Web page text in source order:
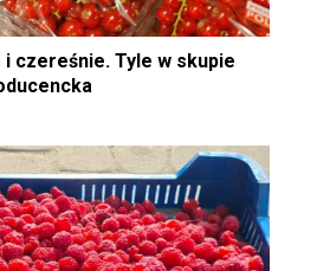
czereśnie. Tyle w skupie